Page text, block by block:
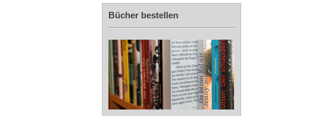
Bücher bestellen